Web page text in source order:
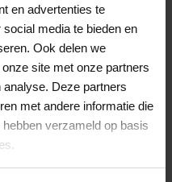
en advertenties te
media te bieden en
Ook delen we
site met onze partners
Deze partners
met andere informatie die
verzameld op basis
pincode (die zich
van de kaart
van de online
je orderbedrag hoger
(en/of de
Online
iDEAL | WERO het